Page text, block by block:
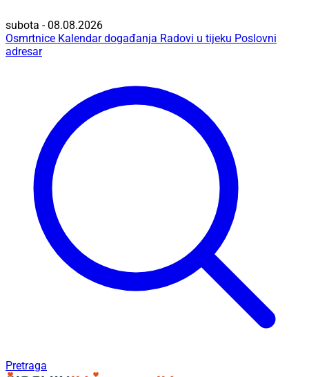
subota - 08.08.2026
Osmrtnice Kalendar događanja Radovi u tijeku Poslovni
adresar
Pretraga